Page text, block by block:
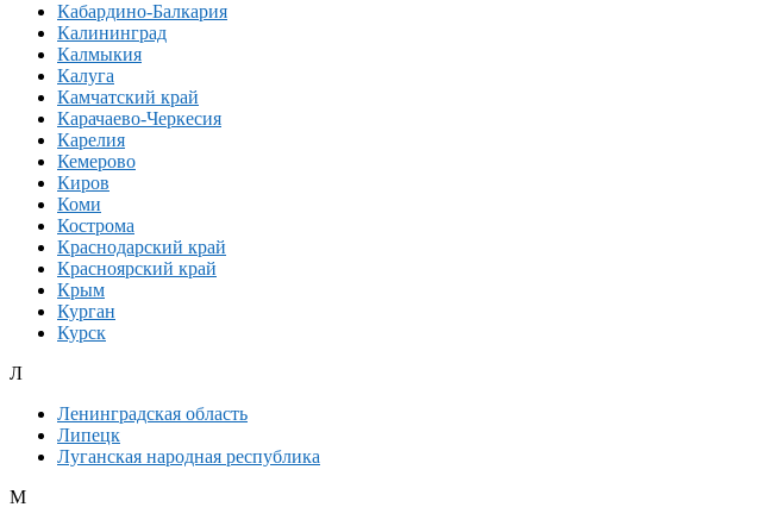
Кабардино-Балкария
Калининград
Калмыкия
Калуга
Камчатский край
Карачаево-Черкесия
Карелия
Кемерово
Киров
Коми
Кострома
Краснодарский край
Красноярский край
Крым
Курган
Курск
Л
Ленинградская область
Липецк
Луганская народная республика
М